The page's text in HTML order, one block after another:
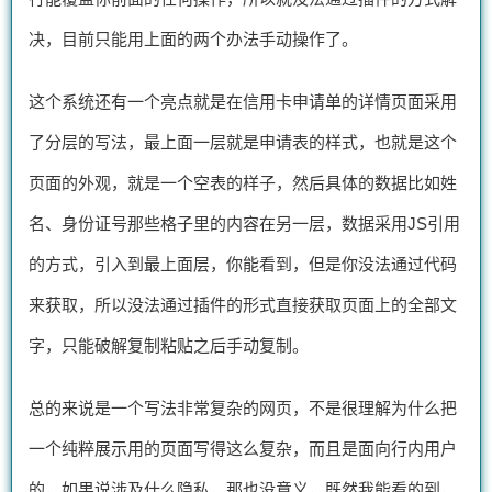
决，目前只能用上面的两个办法手动操作了。
这个系统还有一个亮点就是在信用卡申请单的详情页面采用
了分层的写法，最上面一层就是申请表的样式，也就是这个
页面的外观，就是一个空表的样子，然后具体的数据比如姓
名、身份证号那些格子里的内容在另一层，数据采用JS引用
的方式，引入到最上面层，你能看到，但是你没法通过代码
来获取，所以没法通过插件的形式直接获取页面上的全部文
字，只能破解复制粘贴之后手动复制。
总的来说是一个写法非常复杂的网页，不是很理解为什么把
一个纯粹展示用的页面写得这么复杂，而且是面向行内用户